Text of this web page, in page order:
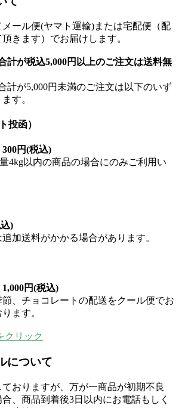
ール便(ヤマト運輸)または宅配便（配
きます）でお届けします。
計が税込5,000円以上のご注文は送料無
計が5,000円未満のご注文は以下のいず
す。
投函）
300円(税込)
4kg以内の商品の場合にのみご利用い
)
加送料がかかる場合があります。
1,000円(税込)
、チョコレートの配送をクール便でお
ます。
リック
について
おりますが、万が一商品が初期不良
、商品到着後3日以内にお電話もしく